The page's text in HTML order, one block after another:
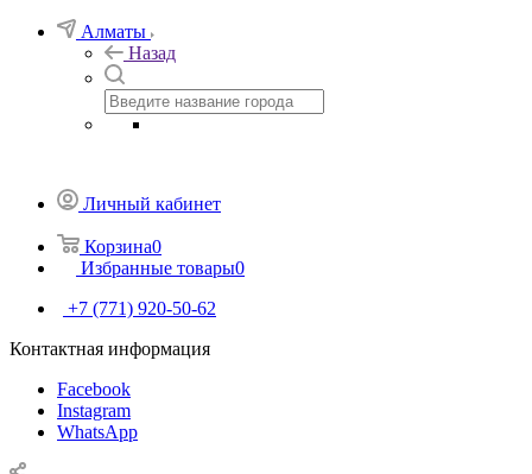
Алматы
Назад
Личный кабинет
Корзина0
Избранные товары0
+7 (771) 920-50-62
Контактная информация
Facebook
Instagram
WhatsApp